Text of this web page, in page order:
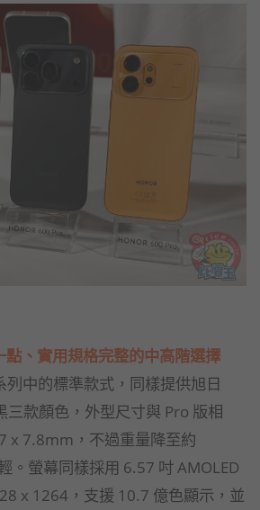
、實用規格完整的中高階選擇
列中的標準款式，同樣提供旭日
三款顏色，外型尺寸與 Pro 版相
x 7.8mm，不過重量降至約
。螢幕同樣採用 6.57 吋 AMOLED
x 1264，支援 10.7 億色顯示，並